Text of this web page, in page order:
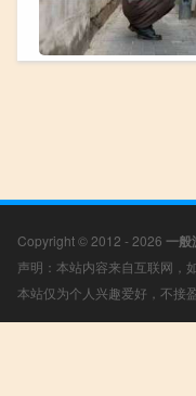
Copyright © 2012 - 2026 一般
声明：本站内容来自互联网，
本站仅为个人兴趣爱好，不接